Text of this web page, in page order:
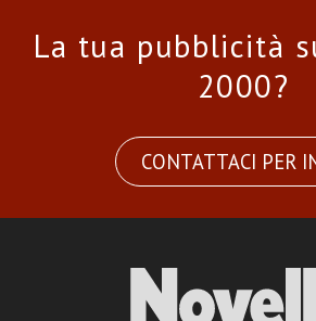
La tua pubblicità
2000?
CONTATTACI PER